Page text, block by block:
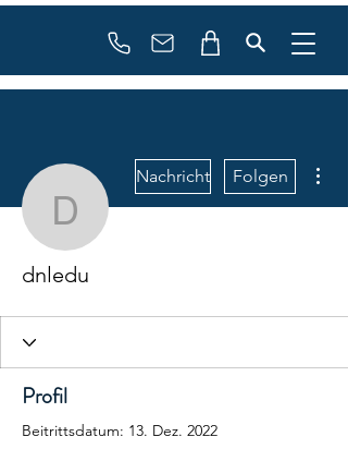
dnledu
Nachricht Folgen
dnledu
Profil
Beitrittsdatum: 13. Dez. 2022